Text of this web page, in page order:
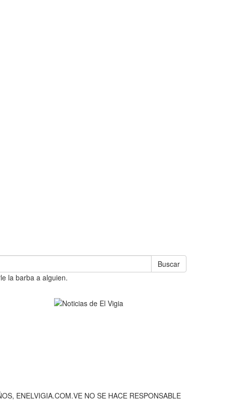
Buscar
la barba a alguien.
ENELVIGIA.COM.VE NO SE HACE RESPONSABLE